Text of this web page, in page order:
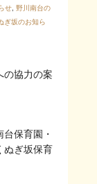
せ, 野川南台の
ぎ坂のお知ら
の協力の案
保育園・
ぬぎ坂保育